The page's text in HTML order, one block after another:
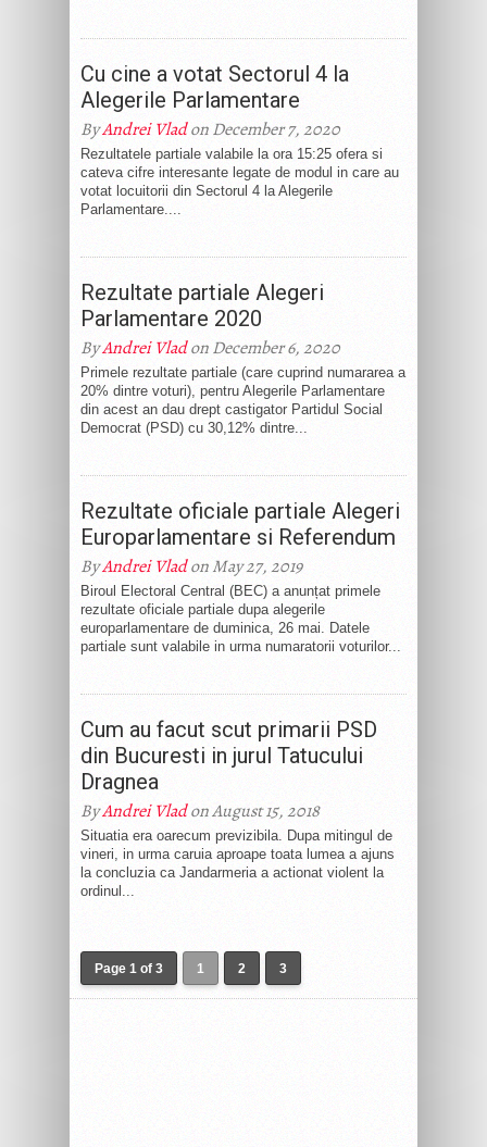
Cu cine a votat Sectorul 4 la
Alegerile Parlamentare
ByAndrei Vladon December 7, 2020
Rezultatele partiale valabile la ora 15:25 ofera si
cateva cifre interesante legate de modul in care au
votat locuitorii din Sectorul 4 la Alegerile
Parlamentare....
Rezultate partiale Alegeri
Parlamentare 2020
ByAndrei Vladon December 6, 2020
Primele rezultate partiale (care cuprind numararea a
20% dintre voturi), pentru Alegerile Parlamentare
din acest an dau drept castigator Partidul Social
Democrat (PSD) cu 30,12% dintre...
Rezultate oficiale partiale Alegeri
Europarlamentare si Referendum
ByAndrei Vladon May 27, 2019
Biroul Electoral Central (BEC) a anunțat primele
rezultate oficiale partiale dupa alegerile
europarlamentare de duminica, 26 mai. Datele
partiale sunt valabile in urma numaratorii voturilor...
Cum au facut scut primarii PSD
din Bucuresti in jurul Tatucului
Dragnea
ByAndrei Vladon August 15, 2018
Situatia era oarecum previzibila. Dupa mitingul de
vineri, in urma caruia aproape toata lumea a ajuns
la concluzia ca Jandarmeria a actionat violent la
ordinul...
Page 1 of 3 1 2 3